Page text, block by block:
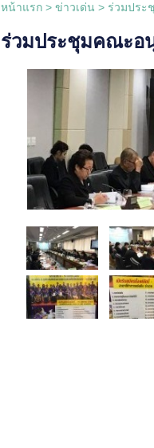
หน้าแรก> ข่าวเด่น > ร่วมประ
ร่วมประชุมคณะอ